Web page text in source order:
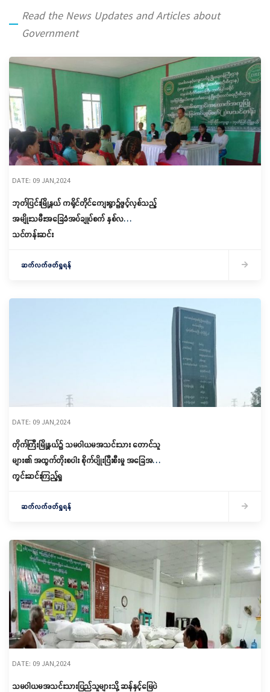
Read the News Updates and Articles about
Government
DATE: 09 JAN,2024
ဘုတ်ပြင်းမြို့နယ် ကရိုင်တိုင်ကျေးရွာ၌ဖွင့်လှစ်သည့်
အမျိုးသမီးအခြေခံအပ်ချုပ်စက် နှစ်လ
သင်တန်းဆင်း
ဆက်လက်ဖတ်ရှုရန်
DATE: 09 JAN,2024
တိုက်ကြီးမြို့နယ်၌ သမဝါယမအသင်းသား တောင်သူ
များ၏ အထွက်တိုးစပါး စိုက်ပျိုးပြီးစီးမှု အခြေအနေ
ကွင်းဆင်းကြည့်ရှု
ဆက်လက်ဖတ်ရှုရန်
DATE: 09 JAN,2024
သမဝါယမအသင်းသားပြည်သူများသို့ ဆန်နှင့်မြေပဲ